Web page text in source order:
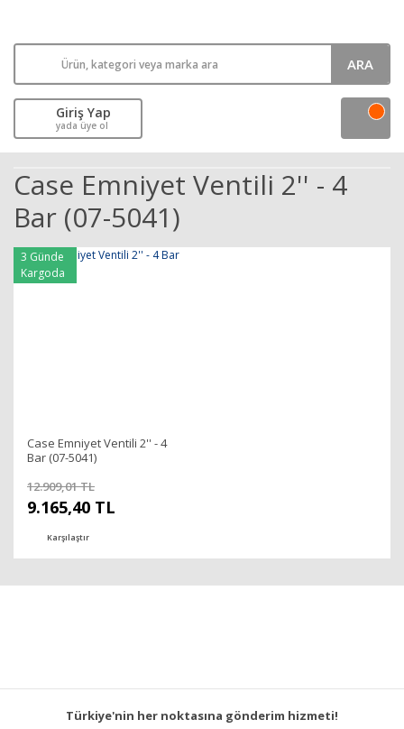
ARA
Giriş Yap
yada üye ol
Case Emniyet Ventili 2'' - 4
Bar (07-5041)
3 Günde
Kargoda
Case Emniyet Ventili 2'' - 4
Bar (07-5041)
12.909,01 TL
9.165,40 TL
Karşılaştır
Türkiye'nin her noktasına gönderim hizmeti!